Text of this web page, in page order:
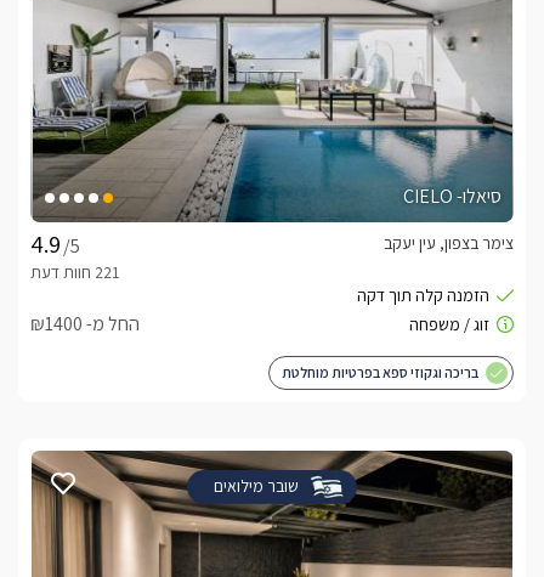
סיאלו- CIELO
/5
צימר בצפון, עין יעקב
החל מ- ₪1400
בריכה וגקוזי ספא בפרטיות מוחלטת
שובר מילואים